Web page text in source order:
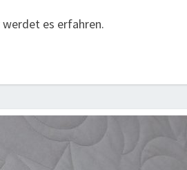
es erfahren.